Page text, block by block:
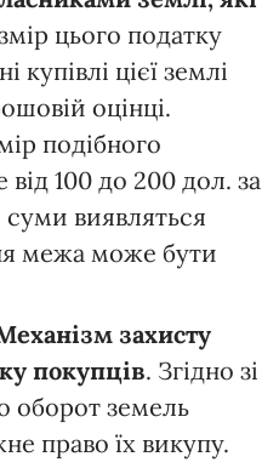
цього податку
купівлі цієї землі
оцінці.
подібного
100 до 200 дол. за
суми виявляться
межа може бути
захисту
покупців. Згідно зі
оборот земель
право їх викупу.